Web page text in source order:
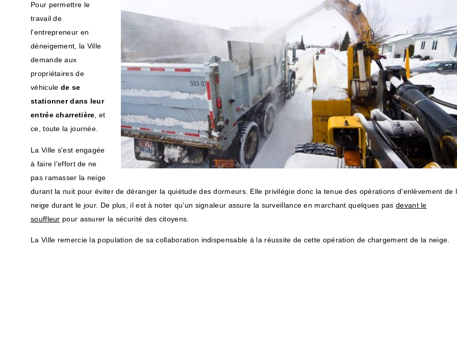
Pour permettre le
travail de
l'entrepreneur en
déneigement, la Ville
demande aux
propriétaires de
véhicule de se
stationner dans leur
entrée charretière , et
ce, toute la journée.
La Ville s'est engagée
à faire l'effort de ne
pas ramasser la neige
durant la nuit pour éviter de déranger la quiétude des dormeurs. Elle privilégie donc la tenue des opérations d'enlèvement de
neige durant le jour. De plus, il est à noter qu'un signaleur assure la surveillance en marchant quelques pas devant le
souffleur pour assurer la sécurité des citoyens.
La Ville remercie la population de sa collaboration indispensable à la réussite de cette opération de chargement de la neige.